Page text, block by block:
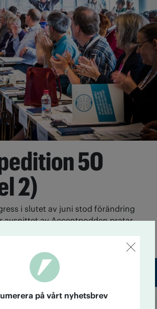
50
2)
i slutet av juni stod förändring
avsnittet av Accentpodden pratar
på vårt nyhetsbrev